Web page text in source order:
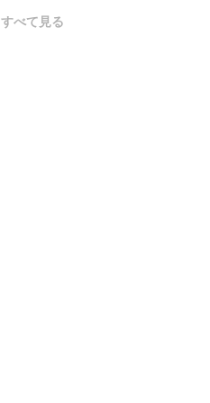
すべて見る